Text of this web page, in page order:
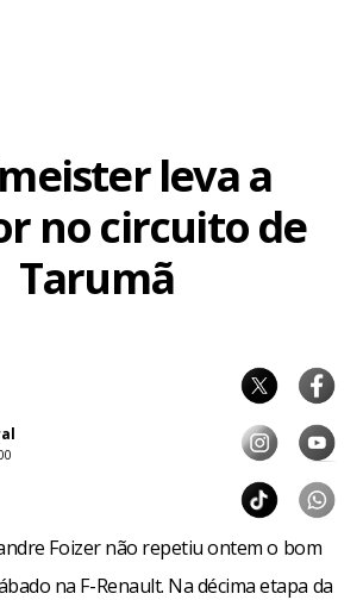
leva a
no circuito de
Tarumã
Foizer não repetiu ontem o bom
na F-Renault. Na décima etapa da